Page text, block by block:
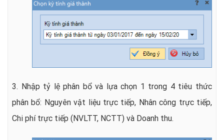
3. Nhập tỷ lệ phân bổ và lựa chọn 1 trong 4 tiêu thức
phân bổ: Nguyên vật liệu trực tiếp, Nhân công trực tiếp,
Chi phí trực tiếp (NVLTT, NCTT) và Doanh thu.